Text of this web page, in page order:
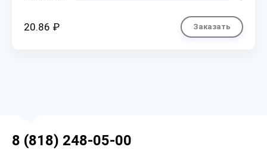
20.86 ₽ Заказать
8 (818) 248-05-00